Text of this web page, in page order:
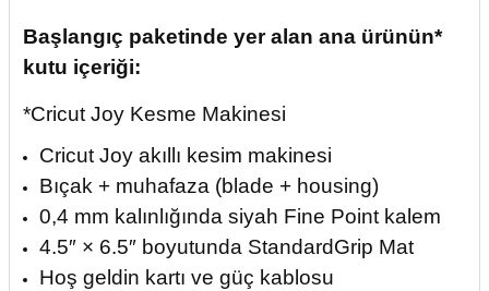
Başlangıç paketinde yer alan ana ürünün*
kutu içeriği:
*Cricut Joy Kesme Makinesi
Cricut Joy akıllı kesim makinesi
Bıçak + muhafaza (blade + housing)
0,4 mm kalınlığında siyah Fine Point kalem
4.5″ × 6.5″ boyutunda StandardGrip Mat
Hoş geldin kartı ve güç kablosu